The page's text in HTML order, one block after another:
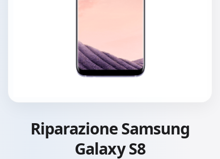
Riparazione Samsung
Galaxy S8